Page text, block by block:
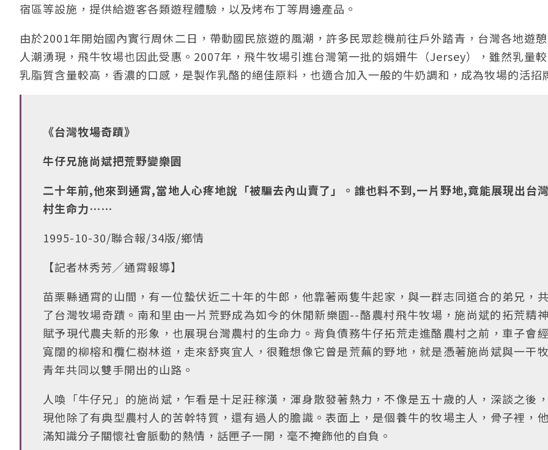
宿區等設施，提供給遊客各類遊程體驗，以及烤布丁等周邊產品。
由於2001年開始國內實行周休二日，帶動國民旅遊的風潮，許多民眾趁機前往戶外踏青，台灣各地遊
人潮湧現，飛牛牧場也因此受惠。2007年，飛牛牧場引進台灣第一批的娟姍牛（Jersey），雖然乳量
乳脂質含量較高，香濃的口感，是製作乳酪的絕佳原料，也適合加入一般的牛奶調和，成為牧場的活招
《台灣牧場奇蹟》
牛仔兄施尚斌把荒野變樂園
二十年前,他來到通霄,當地人心疼地說「被騙去內山賣了」。誰也料不到,一片野地,竟能展現出台
村生命力……
1995-10-30/聯合報/34版/鄉情
【記者林秀芳╱通霄報導】
苗栗縣通霄的山間，有一位蟄伏近二十年的牛郎，他靠著兩隻牛起家，與一群志同道合的弟兄，
了台灣牧場奇蹟。南和里由一片荒野成為如今的休閒新樂園--酪農村飛牛牧場，施尚斌的拓荒精神
賦予現代農夫新的形象，也展現台灣農村的生命力。背負債務牛仔拓荒走進酪農村之前，車子會
寬闊的柳榕和欖仁樹林道，走來舒爽宜人，很難想像它曾是荒蕪的野地，就是憑著施尚斌與一干
青年共同以雙手開出的山路。
人喚「牛仔兄」的施尚斌，乍看是十足莊稼漢，渾身散發著熱力，不像是五十歲的人，深談之後
現他除了有典型農村人的苦幹特質，還有過人的膽識。表面上，是個養牛的牧場主人，骨子裡，
滿知識分子關懷社會脈動的熱情，話匣子一開，毫不掩飾他的自負。